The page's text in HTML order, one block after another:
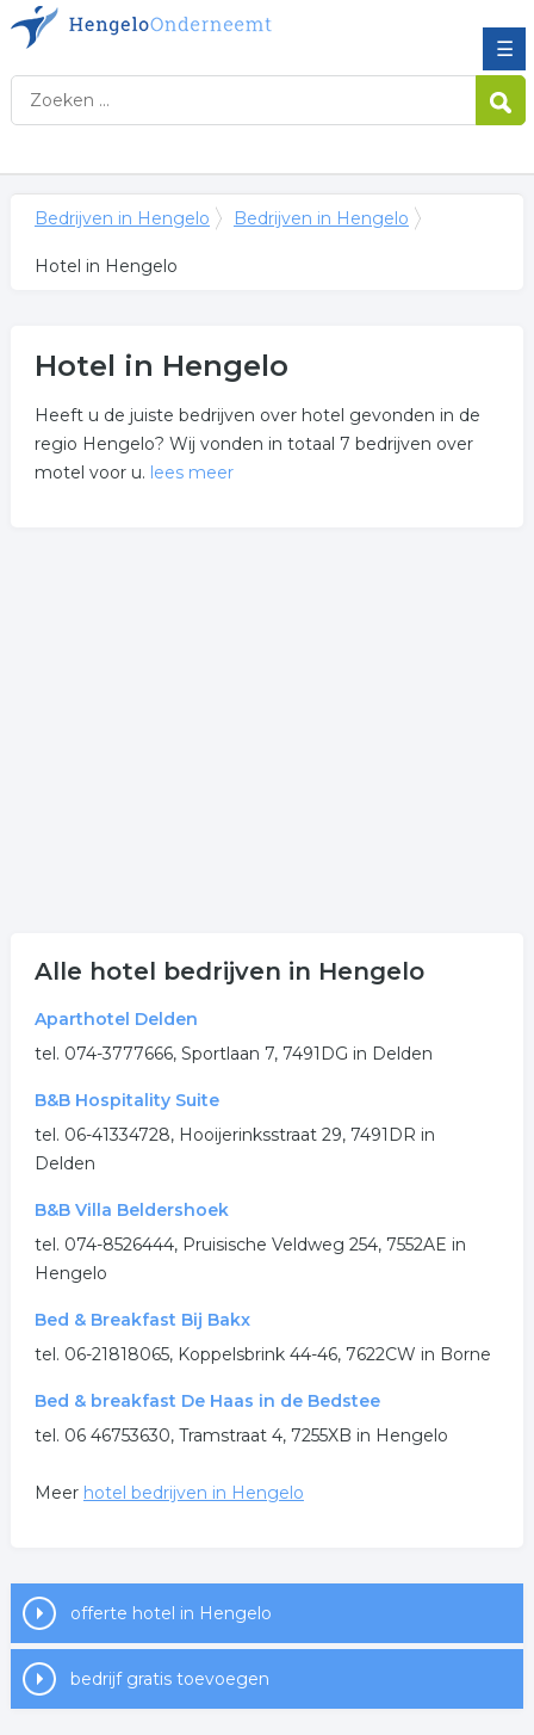
☰
Bedrijven in Hengelo Bedrijven in Hengelo
Hotel in Hengelo
Hotel in Hengelo
Heeft u de juiste bedrijven over hotel gevonden in de
regio Hengelo? Wij vonden in totaal 7 bedrijven over
motel voor u. lees meer
Alle hotel bedrijven in Hengelo
Aparthotel Delden
tel. 074-3777666, Sportlaan 7, 7491DG in Delden
B&B Hospitality Suite
tel. 06-41334728, Hooijerinksstraat 29, 7491DR in
Delden
B&B Villa Beldershoek
tel. 074-8526444, Pruisische Veldweg 254, 7552AE in
Hengelo
Bed & Breakfast Bij Bakx
tel. 06-21818065, Koppelsbrink 44-46, 7622CW in Borne
Bed & breakfast De Haas in de Bedstee
tel. 06 46753630, Tramstraat 4, 7255XB in Hengelo
Meer hotel bedrijven in Hengelo
offerte hotel in Hengelo
bedrijf gratis toevoegen